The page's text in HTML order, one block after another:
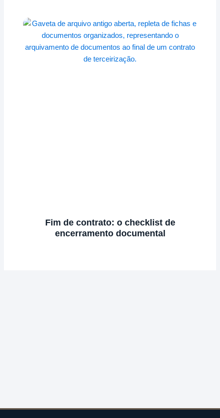
Fim de contrato: o checklist de
encerramento documental